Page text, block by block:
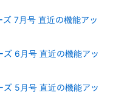
7月号 直近の機能アッ
ズ 6月号 直近の機能アッ
ズ 5月号 直近の機能アッ